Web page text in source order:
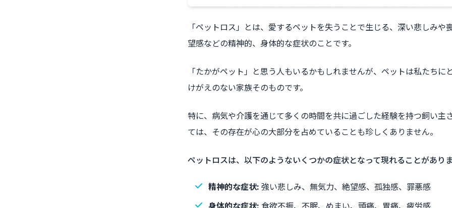
「ペットロス」とは、愛するペットを失うことで生じる、深い悲しみや
望感などの精神的、身体的な症状のことです。
「たかがペット」と思う人もいるかもしれませんが、ペットは私たちに
けがえのない家族そのものです。
特に、病気や介護を通じて多くの時間を共に過ごした経験を持つ飼い主
ては、その存在が心の大部分を占めていることも珍しくありません。
ペットロスは、以下のようないくつかの症状となって現れることがあり
精神的な症状: 強い悲しみ、無気力、絶望感、孤独感、罪悪感
身体的な症状: 食欲不振、不眠、めまい、頭痛、胃痛、疲労感